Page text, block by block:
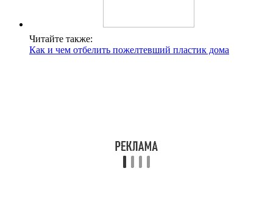
Читайте также:
Как и чем отбелить пожелтевший пластик дома